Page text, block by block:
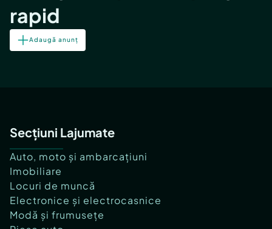
rapid
Adaugă anunț
Secțiuni Lajumate
Auto, moto și ambarcațiuni
Imobiliare
Locuri de muncă
Electronice și electrocasnice
Modă și frumusețe